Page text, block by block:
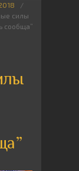
силы
сообща”